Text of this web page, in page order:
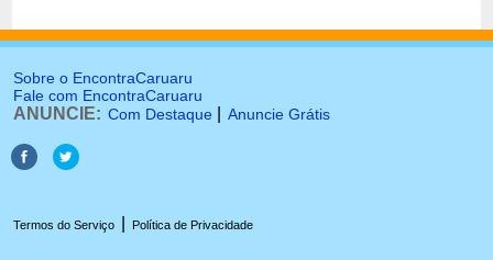
Sobre o EncontraCaruaru
Fale com EncontraCaruaru
ANUNCIE: Com Destaque Anuncie Grátis
Termos do Serviço Política de Privacidade